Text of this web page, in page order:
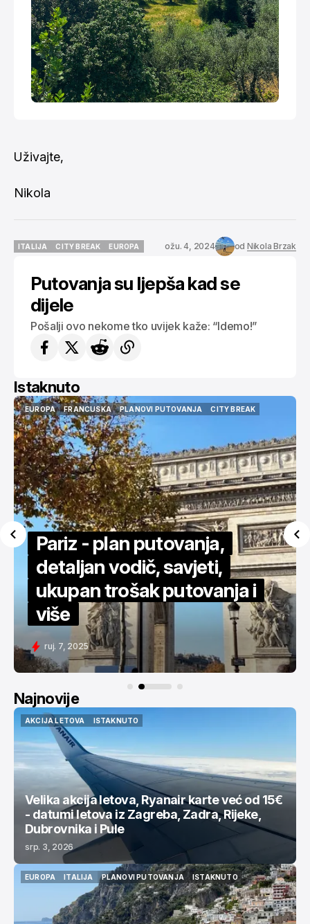
Uživajte,
Nikola
ITALIJA
CITY BREAK
EUROPA
ožu. 4, 2024 od Nikola Brzak
Putovanja su ljepša kad se
dijele
Pošalji ovo nekome tko uvijek kaže: “Idemo!”
Istaknuto
USA
USA
AMERIKA
AMERIKA
NEW YORK
NEW YORK
CITY BREAK
CITY BREAK
VODIČI
ISTAKNUTO
Za 450€ povratno u New
York - detaljan vodič
svi. 11, 2025
Najnovije
AKCIJA LETOVA
AKCIJA LETOVA
ISTAKNUTO
Velika akcija letova, Ryanair karte već od 15€
- datumi letova iz Zagreba, Zadra, Rijeke,
Dubrovnika i Pule
srp. 3, 2026
EUROPA
ITALIJA
ITALIJA
PLANOVI PUTOVANJA
PLANOVI PUTOVANJA
ISTAKNUTO
ISTAKNUTO